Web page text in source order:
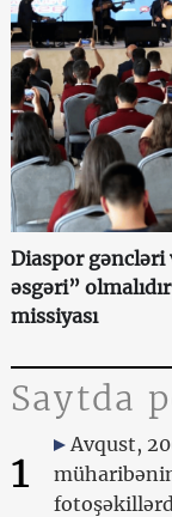
Diaspor
əsgəri”
missiyası
Saytda
1
Avqust,